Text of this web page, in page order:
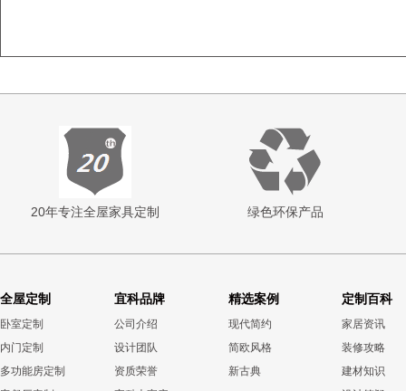
20年专注全屋家具定制 绿色环保产品
全屋定制
卧室定制
内门定制
多功能房定制
宜科品牌
公司介绍
设计团队
资质荣誉
精选案例
现代简约
简欧风格
新古典
定制百科
家居资讯
装修攻略
建材知识